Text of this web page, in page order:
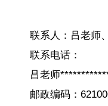
联系人：吕老师、
联系电话：
吕老师************
邮政编码：